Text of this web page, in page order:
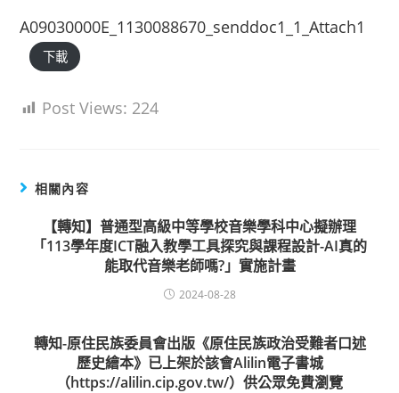
A09030000E_1130088670_senddoc1_1_Attach1
下載
Post Views: 224
相關內容
【轉知】普通型高級中等學校音樂學科中心擬辦理
「113學年度ICT融入教學工具探究與課程設計-AI真的
能取代音樂老師嗎?」實施計畫
2024-08-28
轉知-原住民族委員會出版《原住民族政治受難者口述
歷史繪本》已上架於該會Alilin電子書城
（https://alilin.cip.gov.tw/）供公眾免費瀏覽